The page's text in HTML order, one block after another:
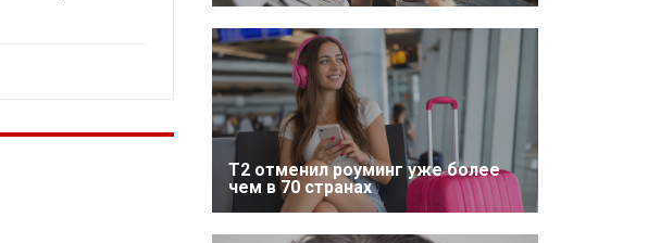
Т2 отменил роуминг уже более
чем в 70 странах